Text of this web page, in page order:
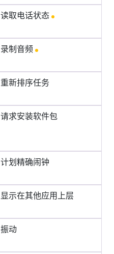
读取电话状态
录制音频
重新排序任务
请求安装软件包
计划精确闹钟
显示在其他应用上层
振动